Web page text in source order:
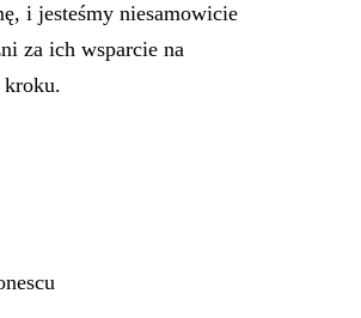
i jesteśmy niesamowicie
za ich wsparcie na
kroku.